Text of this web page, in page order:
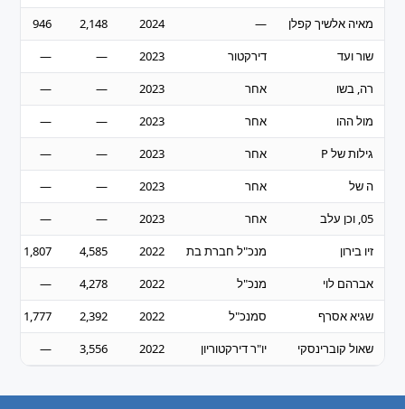
מאיה אלשיך קפלן
—
2024
2,148
946
שור ועד
דירקטור 2023
—
—
רה, בשו
אחר 2023
—
—
מול ההו
אחר 2023
—
—
גילות של P
אחר 2023
—
—
ה של
אחר 2023
—
—
05, וכן עלב
אחר 2023
—
—
זיו בירון
מנכ"ל חברת בת 2022
4,585
1,807
אברהם לוי
מנכ"ל 2022
4,278
—
שגיא אסרף
סמנכ"ל 2022
2,392
1,777
שאול קוברינסקי
יו"ר דירקטוריון 2022
3,556
—